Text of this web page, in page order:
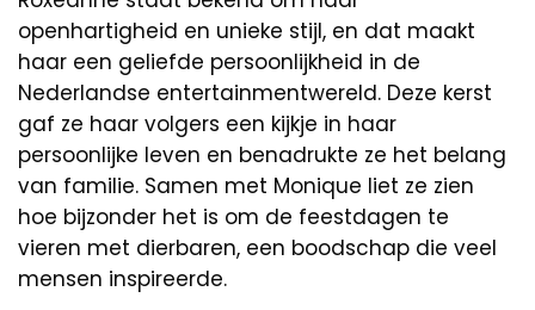
openhartigheid en unieke stijl, en dat maakt
haar een geliefde persoonlijkheid in de
Nederlandse entertainmentwereld. Deze kerst
gaf ze haar volgers een kijkje in haar
persoonlijke leven en benadrukte ze het belang
van familie. Samen met Monique liet ze zien
hoe bijzonder het is om de feestdagen te
vieren met dierbaren, een boodschap die veel
mensen inspireerde.